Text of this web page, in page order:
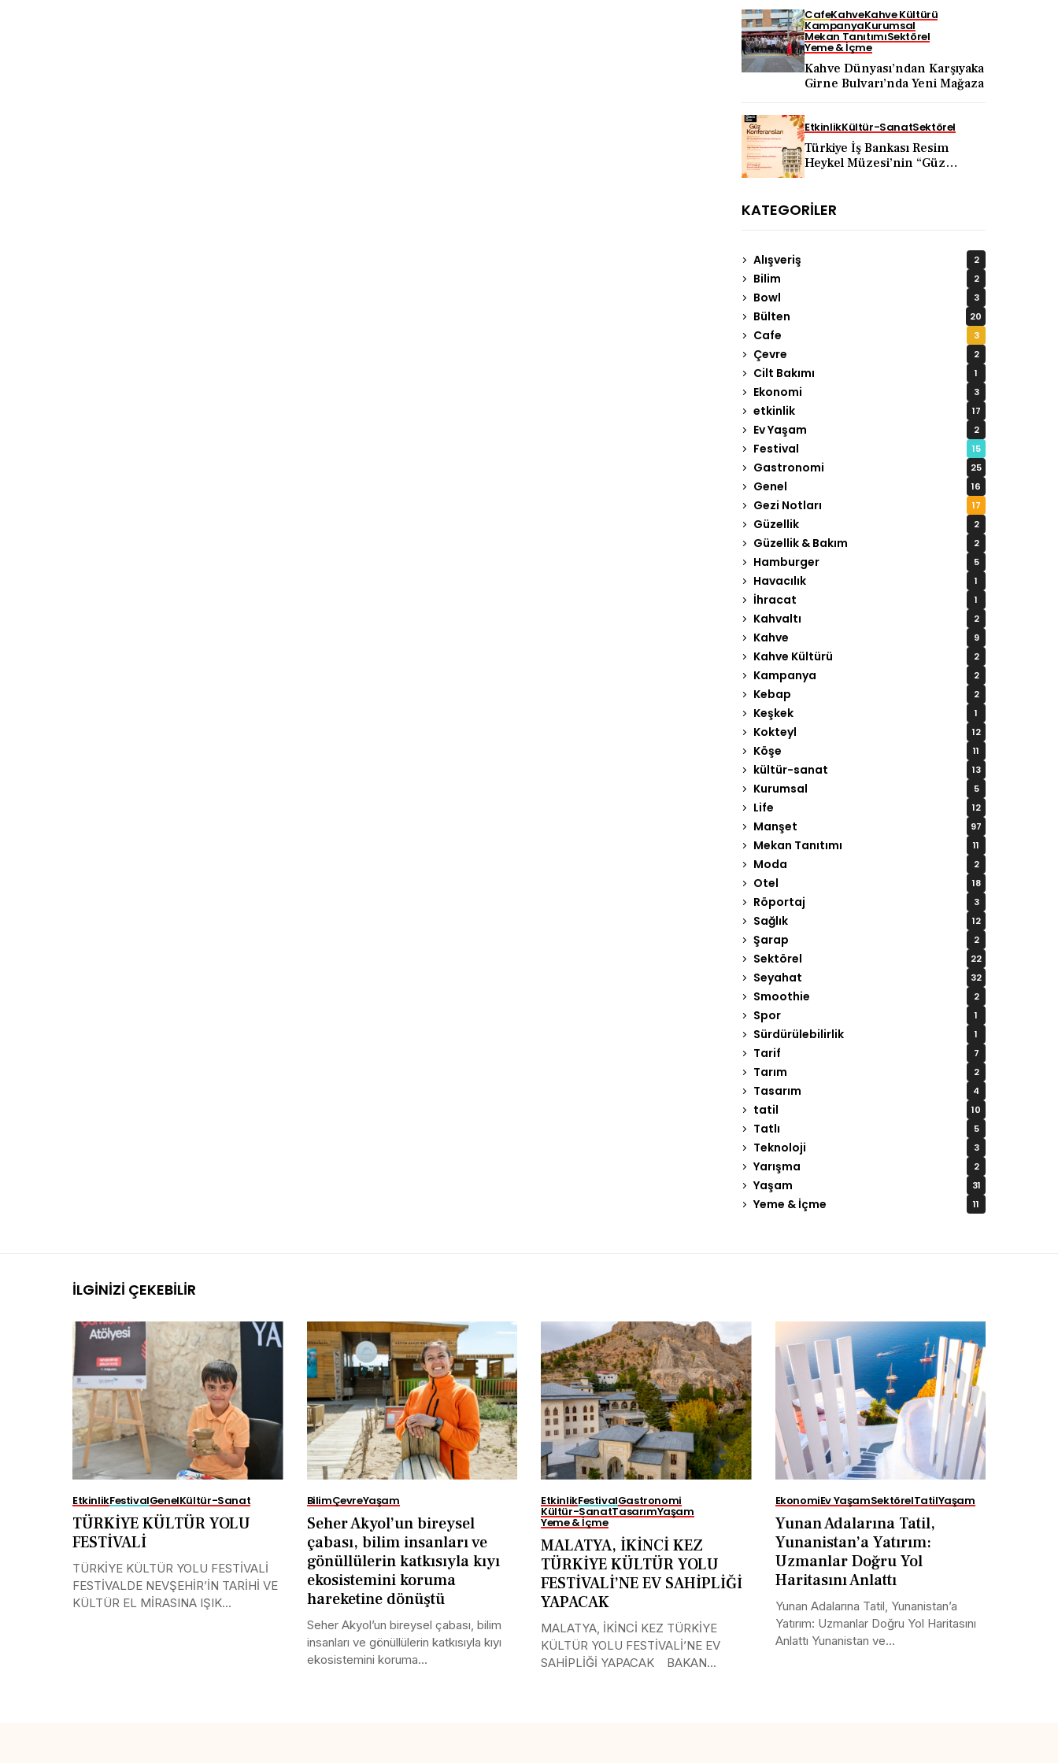
CafeKahveKahve Kültürü
KampanyaKurumsal
Mekan TanıtımıSektörel
Yeme & İçme
Kahve Dünyası’ndan Karşıyaka
Girne Bulvarı’nda Yeni Mağaza
EtkinlikKültür-SanatSektörel
Türkiye İş Bankası Resim
Heykel Müzesi’nin “Güz
KATEGORILER
Alışveriş 2
Bilim 2
Bowl 3
Bülten 20
Cafe 3
Çevre 2
Cilt Bakımı 1
Ekonomi 3
etkinlik 17
Ev Yaşam 2
Festival 15
Gastronomi 25
Genel 16
Gezi Notları 17
Güzellik 2
Güzellik & Bakım 2
Hamburger 5
Havacılık 1
İhracat 1
Kahvaltı 2
Kahve 9
Kahve Kültürü 2
Kampanya 2
Kebap 2
Keşkek 1
Kokteyl 12
Köşe 11
kültür-sanat 13
Kurumsal 5
Life 12
Manşet 97
Mekan Tanıtımı 11
Moda 2
Otel 18
Röportaj 3
Sağlık 12
Şarap 2
Sektörel 22
Seyahat 32
Smoothie 2
Spor 1
Sürdürülebilirlik 1
Tarif 7
Tarım 2
Tasarım 4
tatil 10
Tatlı 5
Teknoloji 3
Yarışma 2
Yaşam 31
Yeme & İçme 11
İLGINIZI ÇEKEBILIR
EtkinlikFestivalGenelKültür-Sanat
TÜRKİYE KÜLTÜR YOLU
FESTİVALİ
TÜRKİYE KÜLTÜR YOLU FESTİVALİ
FESTİVALDE NEVŞEHİR’İN TARİHİ VE
KÜLTÜR EL MİRASINA IŞIK...
BilimÇevreYaşam
Seher Akyol’un bireysel
çabası, bilim insanları ve
gönüllülerin katkısıyla kıyı
ekosistemini koruma
hareketine dönüştü
Seher Akyol’un bireysel çabası, bilim
insanları ve gönüllülerin katkısıyla kıyı
ekosistemini koruma...
EtkinlikFestivalGastronomi
Kültür-SanatTasarımYaşam
Yeme & İçme
MALATYA, İKİNCİ KEZ
TÜRKİYE KÜLTÜR YOLU
FESTİVALİ’NE EV SAHİPLİĞİ
YAPACAK
MALATYA, İKİNCİ KEZ TÜRKİYE
KÜLTÜR YOLU FESTİVALİ’NE EV
SAHİPLİĞİ YAPACAK BAKAN...
EkonomiEv YaşamSektörelTatilYaşam
Yunan Adalarına Tatil,
Yunanistan’a Yatırım:
Uzmanlar Doğru Yol
Haritasını Anlattı
Yunan Adalarına Tatil, Yunanistan’a
Yatırım: Uzmanlar Doğru Yol Haritasını
Anlattı Yunanistan ve...